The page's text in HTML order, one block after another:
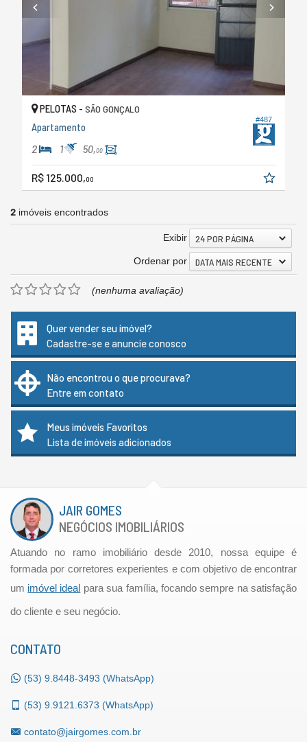
#487
PELOTAS - SÃO GONÇALO
Apartamento
2 1 50,00
R$ 125.000,00
2 imóveis encontrados
Exibir 24 POR PÁGINA
Ordenar por DATA MAIS RECENTE
(nenhuma avaliação)
Quer vender seu imóvel?
Cadastre-se e anuncie conosco
Não encontrou o que procurava?
Entre em contato
Meus imóveis Favoritos
Lista de imóveis adicionados
JAIR GOMES
NEGÓCIOS IMOBILIÁRIOS
Atuando no ramo imobiliário desde 2010, nossa equipe é
formada por corretores experientes e com objetivo de encontrar
um imóvel ideal para sua família, focando sempre na satisfação
do cliente e seu negócio.
CONTATO
(53) 9.8448-3493 (WhatsApp)
(53) 9.9121.6373 (WhatsApp)
contato@jairgomes.com.br